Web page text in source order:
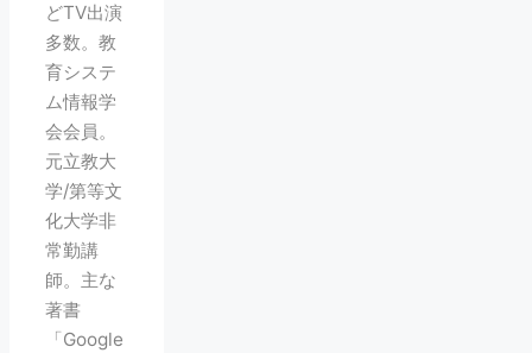
どTV出演
多数。教
育システ
ム情報学
会会員。
元立教大
学/第等文
化大学非
常勤講
師。主な
著書
「Google